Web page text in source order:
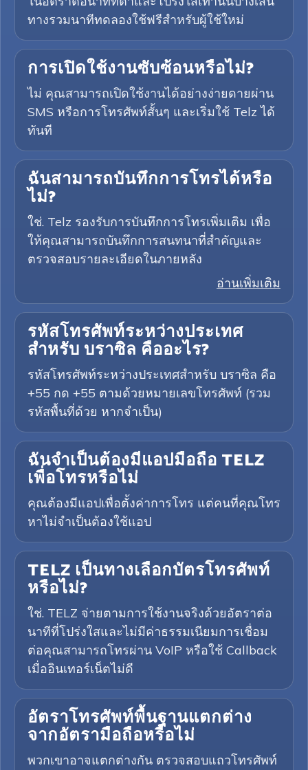
ทางรวมนาทีทดลองใช้ฟรีสำหรับผู้ใช้ใหม่
การเปิดใช้งานซับซ้อนหรือไม่?
ไม่ คุณสามารถเปิดใช้งานได้อย่างง่ายดายผ่าน
SMS หรือการโทรศัพท์สั้นๆ และเริ่มใช้ Telz ได้
ทันที
ฉันสามารถบันทึกการโทรได้หรือ
ไม่?
ใช่. Telz รองรับการบันทึกการโทรเพิ่มเติม เพื่อ
ให้คุณสามารถบันทึกการสนทนาที่สำคัญและ
ตรวจสอบรายละเอียดในภายหลัง
อ่านเพิ่มเติม
รหัสโทรศัพท์ระหว่างประเทศ
สำหรับ บราซิล คืออะไร?
รหัสโทรศัพท์ระหว่างประเทศสำหรับ บราซิล คือ
+55 กด +55 ตามด้วยหมายเลขโทรศัพท์ (รวม
รหัสพื้นที่ด้วย หากจำเป็น)
ฉันจำเป็นต้องมีแอปมือถือ TELZ
เพื่อโทรหรือไม่
คุณต้องมีแอปเพื่อตั้งค่าการโทร แต่คนที่คุณโทร
หาไม่จำเป็นต้องใช้แอป
TELZ เป็นทางเลือกบัตรโทรศัพท์
หรือไม่?
ใช่. TELZ จ่ายตามการใช้งานจริงด้วยอัตราต่อ
นาทีที่โปร่งใสและไม่มีค่าธรรมเนียมการเชื่อม
ต่อคุณสามารถโทรผ่าน VoIP หรือใช้ Callback
เมื่ออินเทอร์เน็ตไม่ดี
อัตราโทรศัพท์พื้นฐานแตกต่าง
จากอัตรามือถือหรือไม่
พวกเขาอาจแตกต่างกัน ตรวจสอบแถวโทรศัพท์